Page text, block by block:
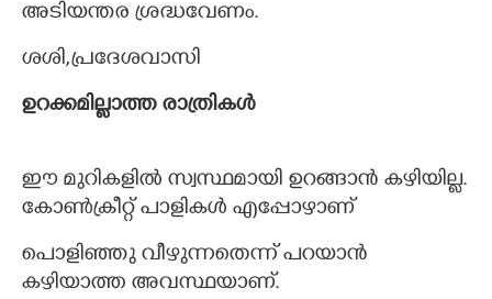
അടിയന്തര ശ്രദ്ധവേണം.
ശശി,പ്രദേശവാസി
ഉറക്കമില്ലാത്ത രാത്രികൾ
ഈ മുറികളിൽ സ്വസ്ഥമായി ഉറങ്ങാൻ കഴിയില്ല.
കോൺക്രീറ്റ് പാളികൾ എപ്പോഴാണ്
പൊളിഞ്ഞു വീഴുന്നതെന്ന് പറയാൻ
കഴിയാത്ത അവസ്ഥയാണ്.